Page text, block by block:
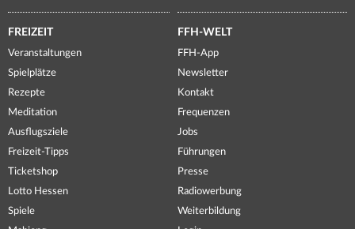
FREIZEIT
Veranstaltungen
Spielplätze
Rezepte
Meditation
Ausflugsziele
Freizeit-Tipps
Ticketshop
Lotto Hessen
Spiele
FFH-WELT
FFH-App
Newsletter
Kontakt
Frequenzen
Jobs
Führungen
Presse
Radiowerbung
Weiterbildung